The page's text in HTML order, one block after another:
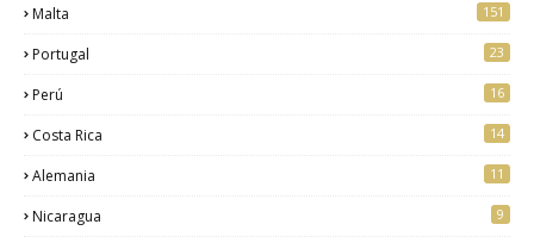
Malta 151
Portugal 23
Perú 16
Costa Rica 14
Alemania 11
Nicaragua 9